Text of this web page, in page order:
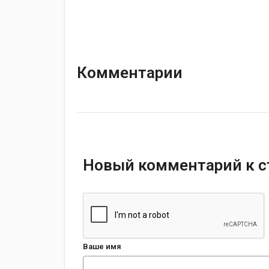
Комментарии
Новый комментарий к
Ваше имя